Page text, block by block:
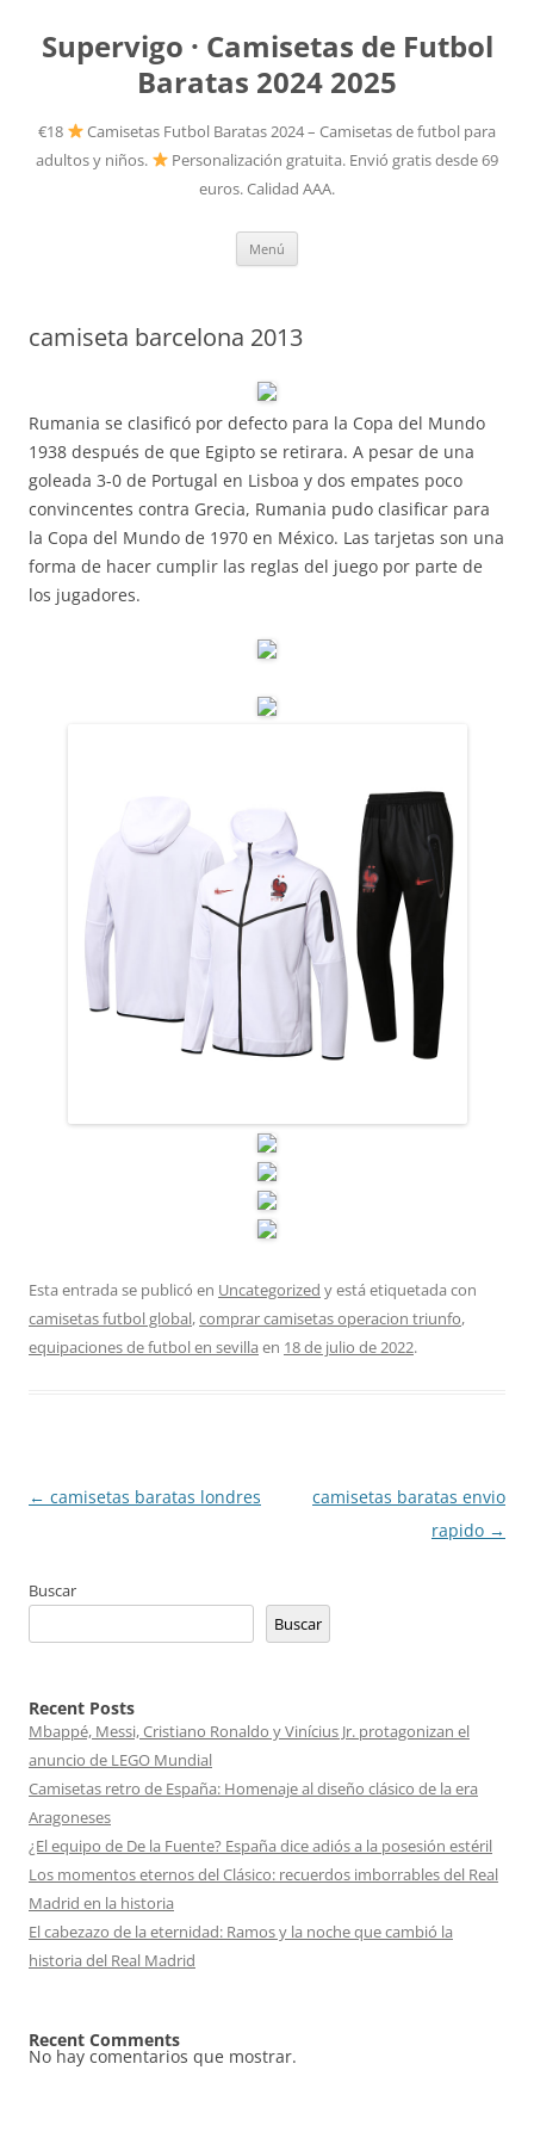
Supervigo · Camisetas de Futbol
Baratas 2024 2025
€18
Camisetas Futbol Baratas 2024 – Camisetas de futbol para
adultos y niños.
Personalización gratuita. Envió gratis desde 69
euros. Calidad AAA.
Menú
camiseta barcelona 2013
Rumania se clasificó por defecto para la Copa del Mundo
1938 después de que Egipto se retirara. A pesar de una
goleada 3-0 de Portugal en Lisboa y dos empates poco
convincentes contra Grecia, Rumania pudo clasificar para
la Copa del Mundo de 1970 en México. Las tarjetas son una
forma de hacer cumplir las reglas del juego por parte de
los jugadores.
Esta entrada se publicó en Uncategorized y está etiquetada con
camisetas futbol global,comprar camisetas operacion triunfo,
equipaciones de futbol en sevilla en 18 de julio de 2022.
Navegación
← camisetas baratas londres
camisetas baratas envio
rapido →
Buscar
Buscar
Recent Posts
Mbappé, Messi, Cristiano Ronaldo y Vinícius Jr. protagonizan el
anuncio de LEGO Mundial
Camisetas retro de España: Homenaje al diseño clásico de la era
Aragoneses
¿El equipo de De la Fuente? España dice adiós a la posesión estéril
Los momentos eternos del Clásico: recuerdos imborrables del Real
Madrid en la historia
El cabezazo de la eternidad: Ramos y la noche que cambió la
historia del Real Madrid
Recent Comments
No hay comentarios que mostrar.